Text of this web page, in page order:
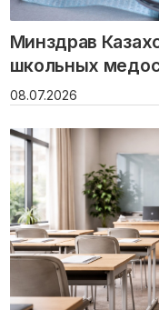
Минздрав
школьных
08.07.2026